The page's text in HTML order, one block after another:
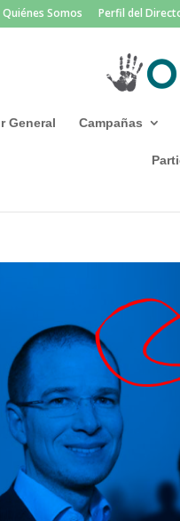
Quiénes Somos Perfil del
General Campañas